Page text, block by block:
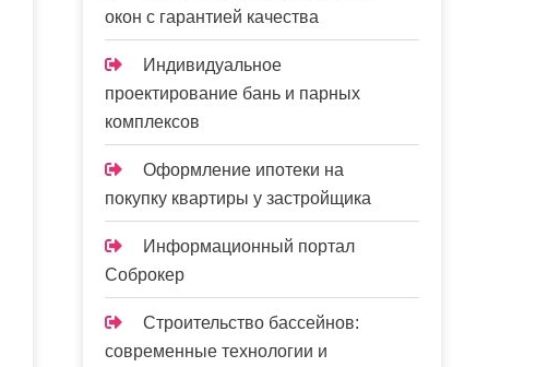
окон с гарантией качества
Индивидуальное
проектирование бань и парных
комплексов
Оформление ипотеки на
покупку квартиры у застройщика
Информационный портал
Соброкер
Строительство бассейнов:
современные технологии и